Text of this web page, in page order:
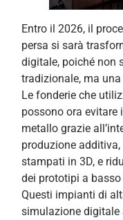
Entro il 2026, il
persa si sarà
digitale, poiché non
tradizionale, ma
Le fonderie che
possono ora evitare
metallo grazie
produzione
stampati in 3D, e
dei prototipi a
Questi impianti di
simulazione digitale